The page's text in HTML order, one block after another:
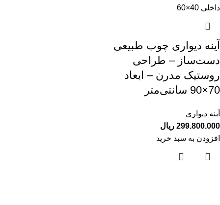
آینه دیواری چوب طبیعی
دست‌ساز – طراحی
روستیک مدرن – ابعاد
70×90 سانتی‌متر
آینه دیواری
299.800.000 ریال
افزودن به سبد خرید